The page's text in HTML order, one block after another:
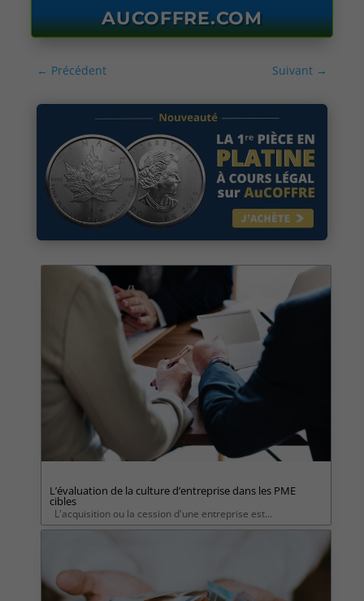
AUCOFFRE.COM
← Précédent Suivant →
L’évaluation de la culture d’entreprise dans les PME
cibles
L'acquisition ou la cession d'une entreprise est...